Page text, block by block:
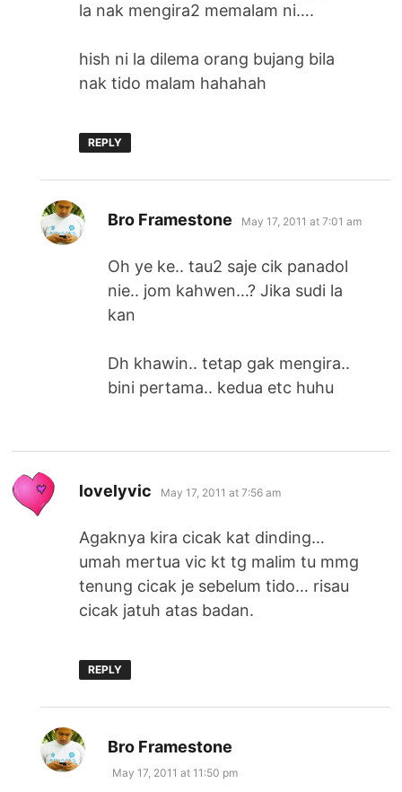
la nak mengira2 memalam ni….
hish ni la dilema orang bujang bila
nak tido malam hahahah
REPLY
Bro Framestone says:
May 17, 2011 at 7:01 am
Oh ye ke.. tau2 saje cik panadol
nie.. jom kahwen…? Jika sudi la
kan
Dh khawin.. tetap gak mengira..
bini pertama.. kedua etc huhu
lovelyvic says:
May 17, 2011 at 7:56 am
Agaknya kira cicak kat dinding…
umah mertua vic kt tg malim tu mmg
tenung cicak je sebelum tido… risau
cicak jatuh atas badan.
REPLY
Bro Framestone
May 17, 2011 at 11:50 pm